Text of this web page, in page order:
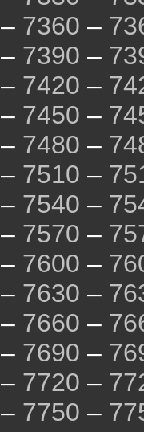
– 7360 –
– 7390 –
– 7420 –
– 7450 –
– 7480 –
– 7510 –
– 7540 –
– 7570 –
– 7600 –
– 7630 –
– 7660 –
– 7690 –
– 7720 –
– 7750 –